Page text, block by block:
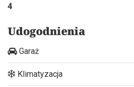
4
Udogodnienia
Garaż
Klimatyzacja